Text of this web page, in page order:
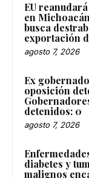
EU
en
busca
exportación
agosto 7, 2026
Ex
oposición
detenidos: 0
agosto 7, 2026
diabetes y
malignos